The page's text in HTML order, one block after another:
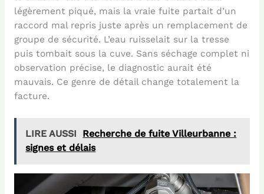
légèrement piqué, mais la vraie fuite partait d’un
raccord mal repris juste après un remplacement de
groupe de sécurité. L’eau ruisselait sur la tresse
puis tombait sous la cuve. Sans séchage complet ni
observation précise, le diagnostic aurait été
mauvais. Ce genre de détail change totalement la
facture.
LIRE AUSSI
Recherche de fuite Villeurbanne :
signes et délais